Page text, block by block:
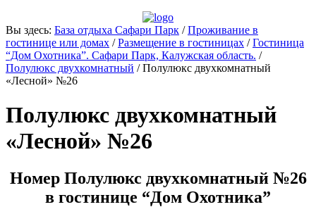
Вы здесь: База отдыха Сафари Парк / Проживание в
гостинице или домах / Размещение в гостиницах / Гостиница
“Дом Охотника”. Сафари Парк, Калужская область. /
Полулюкс двухкомнатный / Полулюкс двухкомнатный
«Лесной» №26
Полулюкс двухкомнатный
«Лесной» №26
Номер Полулюкс двухкомнатный №26
в гостинице “Дом Охотника”